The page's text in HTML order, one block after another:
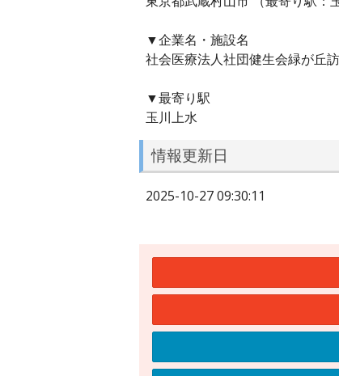
▼企業名・施設名
社会医療法人社団健生会緑が丘
▼最寄り駅
玉川上水
情報更新日
2025-10-27 09:30:11